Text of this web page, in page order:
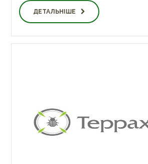
ДЕТАЛЬНІШЕ